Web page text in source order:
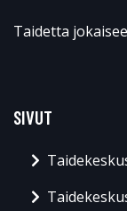
Taidetta
SIVUT